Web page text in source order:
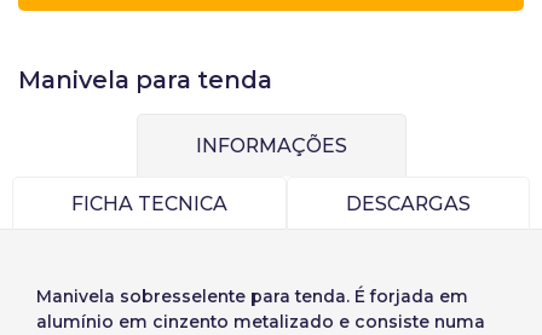
Palavra-passe:
Recordar palavra-passe:
Recuperar Palavra-passe
Deutsch
Italiano
Norway
Manivela para tenda
INFORMAÇÕES
FICHA TECNICA DESCARGAS
Manivela sobresselente para tenda. É forjada em
alumínio em cinzento metalizado e consiste numa
Precios por unidad
Unidades
Preço unitário
Espera, por favor
Espere, por favor